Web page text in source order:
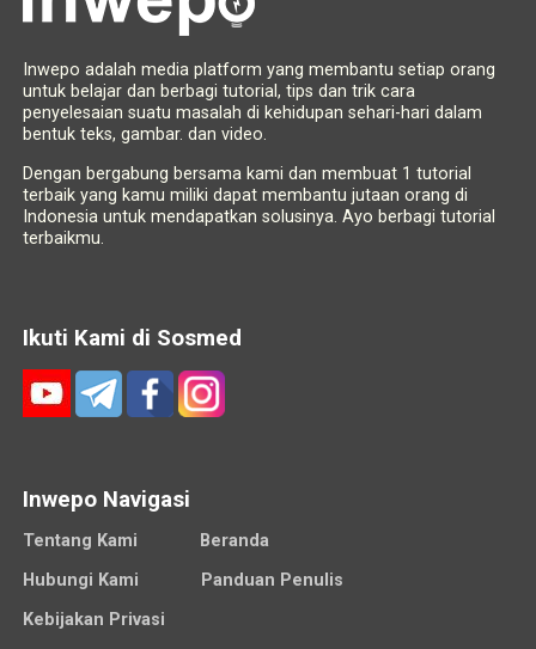
Inwepo adalah media platform yang membantu setiap orang
untuk belajar dan berbagi tutorial, tips dan trik cara
penyelesaian suatu masalah di kehidupan sehari-hari dalam
bentuk teks, gambar. dan video.
Dengan bergabung bersama kami dan membuat 1 tutorial
terbaik yang kamu miliki dapat membantu jutaan orang di
Indonesia untuk mendapatkan solusinya. Ayo berbagi tutorial
terbaikmu.
Ikuti Kami di Sosmed
Inwepo Navigasi
Tentang Kami
Beranda
Hubungi Kami
Panduan Penulis
Kebijakan Privasi